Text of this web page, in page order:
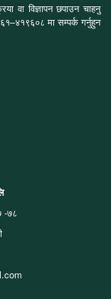
वा विज्ञापन छपाउन चाहनु
मा सम्पर्क गर्नुहुन
-७८